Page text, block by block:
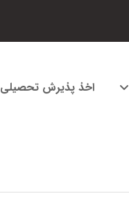
اخذ پذیرش تحصیلی